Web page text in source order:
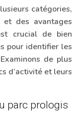
catégories,
et des avantages
crucial de bien
pour identifier les
de plus
d’activité et leurs
parc prologis